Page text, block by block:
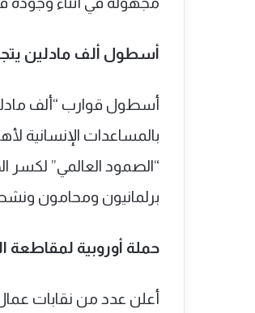
أسطول ألف مادلين
بالمساعدات الإنسانية
برلمانيون ومحامون
حملة أوروبية لمقاطعة
أعلن عدد من نقابات